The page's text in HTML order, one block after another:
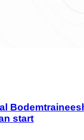
start